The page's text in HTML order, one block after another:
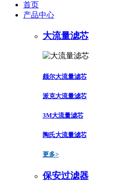
首页
产品中心
大流量滤芯
颇尔大流量滤芯
派克大流量滤芯
3M大流量滤芯
陶氏大流量滤芯
更多>
保安过滤器